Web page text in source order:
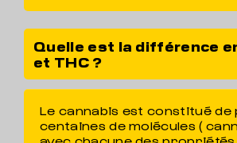
Quelle est la différence
et THC ?
Le cannabis est constitué de
centaines de molécules (